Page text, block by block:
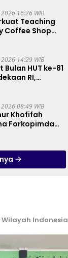
16:26 WIB
Teaching
Coffee Shop
di SLBN 2
Kota Cimahi
14:29 WIB
Bulan HUT ke-81
RI,
Gresik dengan
Ribuan Bendera
Bagi
08:49 WIB
Khofifah
Forkopimda
Jaga
Jawa Timur
Indonesia